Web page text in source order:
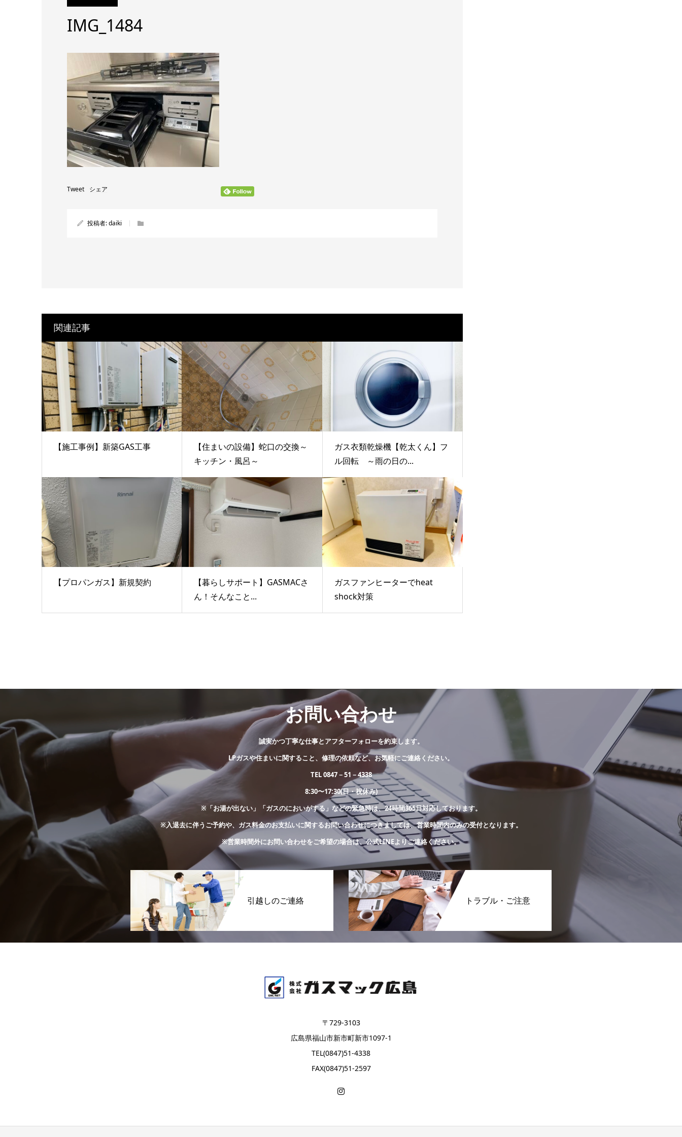
IMG_1484
Tweet シェア
投稿者:daiki
関連記事
【施工事例】新築GAS工事
【住まいの設備】蛇口の交換～
キッチン・風呂～
ガス衣類乾燥機【乾太くん】フ
ル回転 ～雨の日の...
【プロパンガス】新規契約
【暮らしサポート】GASMACさ
ん！そんなこと...
ガスファンヒーターでheat
shock対策
お問い合わせ
誠実かつ丁寧な仕事とアフターフォローを約束します。
LPガスや住まいに関すること、修理の依頼など、お気軽にご連絡ください。
TEL 0847－51－4338
8:30〜17:30(日・祝休み)
※「お湯が出ない」「ガスのにおいがする」などの緊急時は、24時間365日対応しております。
※入退去に伴うご予約や、ガス料金のお支払いに関するお問い合わせにつきましては、営業時間内のみの受付となります。
※営業時間外にお問い合わせをご希望の場合は、公式LINEよりご連絡ください。
引越しのご連絡 トラブル・ご注意
〒729-3103
広島県福山市新市町新市1097-1
TEL(0847)51-4338
FAX(0847)51-2597